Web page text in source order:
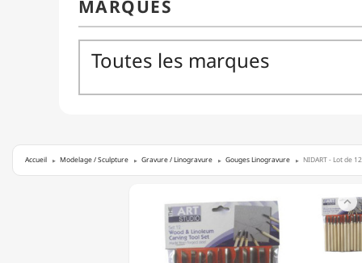
Accueil Modelage / Sculpture Gravure / Linogravure Gouges Linogravure NIDART - Lot de
